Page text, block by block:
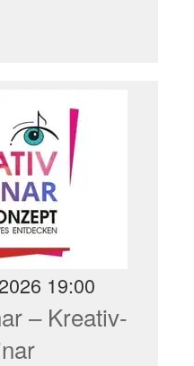
19:00
– Kreativ-